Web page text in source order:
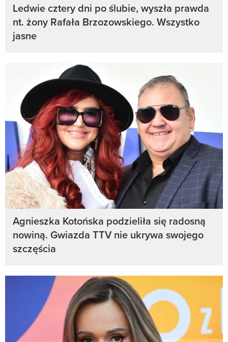
Ledwie cztery dni po ślubie, wyszła prawda
nt. żony Rafała Brzozowskiego. Wszystko
jasne
Agnieszka Kotońska podzieliła się radosną
nowiną. Gwiazda TTV nie ukrywa swojego
szczęścia